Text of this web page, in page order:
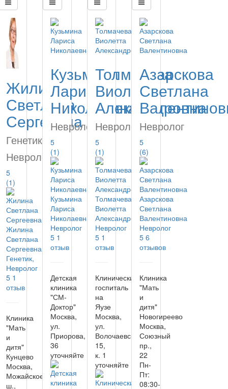
Жилина
Светлана
Сергеевна
Генетик,
Невролог
5
(1)
Жилина
Светлана
Сергеевна
Генетик,
Невролог
5 1
отзыв
Клиника
"Мать
и
дитя"
Кунцево
Москва,
Можайское
ш.,
Кузьмина
Лариса
Николаевна
Невролог
5
(1)
Кузьмина
Лариса
Николаевна
Невролог
5 1
отзыв
Детская
клиника
"СМ-
Доктор"
Москва,
ул.
Приорова,
36
уточняйте
Толмачева
Виолетта
Александровна
Невролог
5
(1)
Толмачева
Виолетта
Александровна
Невролог
5 1
отзыв
Клинический
госпиталь
на
Яузе
Москва,
ул.
Волочаевская,
15,
к. 1
уточняйте
Азарскова
Светлана
Невролог
5
(6)
Азарскова
Светлана
Валентиновна
Невролог
5 6
отзывов
Клиника
"Мать
и
дитя"
Новогиреево
Москва,
Союзный
пр.,
22
Пн-
Пт:
08:30-